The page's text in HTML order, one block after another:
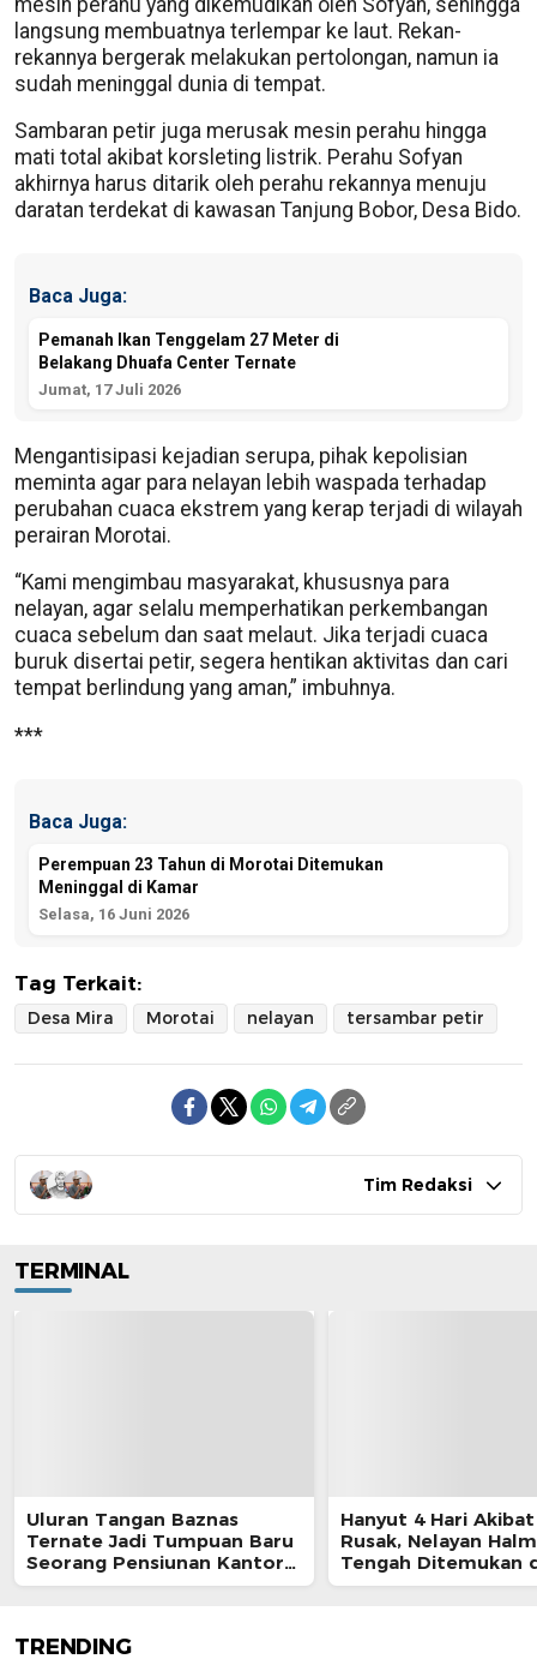
langsung membuatnya terlempar ke laut. Rekan-
rekannya bergerak melakukan pertolongan, namun ia
sudah meninggal dunia di tempat.
Sambaran petir juga merusak mesin perahu hingga
mati total akibat korsleting listrik. Perahu Sofyan
akhirnya harus ditarik oleh perahu rekannya menuju
daratan terdekat di kawasan Tanjung Bobor, Desa Bido.
Baca Juga:
Pemanah Ikan Tenggelam 27 Meter di
Belakang Dhuafa Center Ternate
Jumat, 17 Juli 2026
Mengantisipasi kejadian serupa, pihak kepolisian
meminta agar para nelayan lebih waspada terhadap
perubahan cuaca ekstrem yang kerap terjadi di wilayah
perairan Morotai.
“Kami mengimbau masyarakat, khususnya para
nelayan, agar selalu memperhatikan perkembangan
cuaca sebelum dan saat melaut. Jika terjadi cuaca
buruk disertai petir, segera hentikan aktivitas dan cari
tempat berlindung yang aman,” imbuhnya.
***
Baca Juga:
Perempuan 23 Tahun di Morotai Ditemukan
Meninggal di Kamar
Selasa, 16 Juni 2026
Tag Terkait:
Desa Mira Morotai nelayan tersambar petir
Tim Redaksi
TERMINAL
Uluran Tangan Baznas
Ternate Jadi Tumpuan Baru
Seorang Pensiunan Kantor
Pos
Hanyut 4 Hari
Rusak, Nelayan
Tengah Ditemukan
Morotai
TRENDING